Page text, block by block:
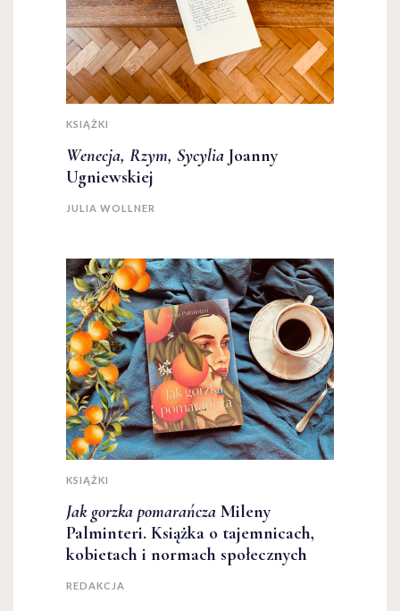
KSIĄŻKI
Wenecja, Rzym, Sycylia Joanny
Ugniewskiej
JULIA WOLLNER
KSIĄŻKI
Jak gorzka pomarańcza Mileny
Palminteri. Książka o tajemnicach,
kobietach i normach społecznych
REDAKCJA